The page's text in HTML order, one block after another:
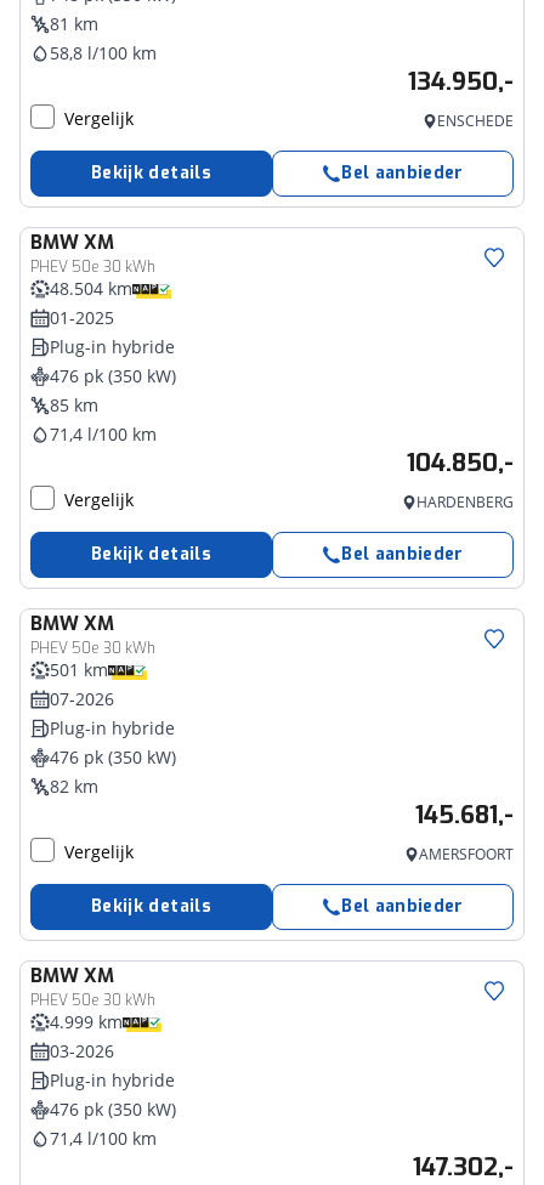
81 km
58,8 l/100 km
134.950,-
Vergelijk ENSCHEDE
Bekijk details Bel aanbieder
BMWXM
PHEV 50e 30 kWh
48.504 km
01-2025
Plug-in hybride
476 pk (350 kW)
85 km
71,4 l/100 km
104.850,-
Vergelijk HARDENBERG
Bekijk details Bel aanbieder
BMWXM
PHEV 50e 30 kWh
501 km
07-2026
Plug-in hybride
476 pk (350 kW)
82 km
145.681,-
Vergelijk AMERSFOORT
Bekijk details Bel aanbieder
BMWXM
PHEV 50e 30 kWh
4.999 km
03-2026
Plug-in hybride
476 pk (350 kW)
71,4 l/100 km
147.302,-